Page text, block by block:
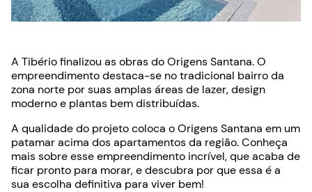
A Tibério finalizou as obras do Origens Santana. O
empreendimento destaca-se no tradicional bairro da
zona norte por suas amplas áreas de lazer, design
moderno e plantas bem distribuídas.
A qualidade do projeto coloca o Origens Santana em um
patamar acima dos apartamentos da região. Conheça
mais sobre esse empreendimento incrível, que acaba de
ficar pronto para morar, e descubra por que essa é a
sua escolha definitiva para viver bem!